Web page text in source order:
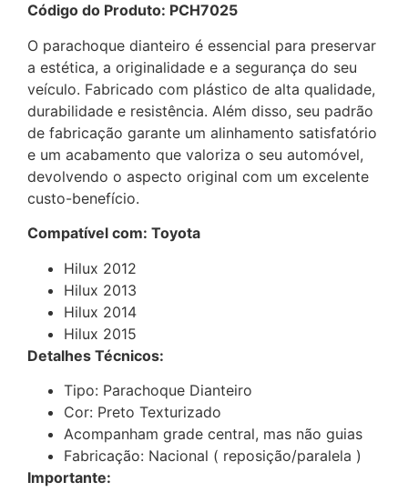
Código do Produto: PCH7025
O parachoque dianteiro é essencial para preservar
a estética, a originalidade e a segurança do seu
veículo. Fabricado com plástico de alta qualidade,
durabilidade e resistência. Além disso, seu padrão
de fabricação garante um alinhamento satisfatório
e um acabamento que valoriza o seu automóvel,
devolvendo o aspecto original com um excelente
custo-benefício.
Compatível com: Toyota
Hilux 2012
Hilux 2013
Hilux 2014
Hilux 2015
Detalhes Técnicos:
Tipo: Parachoque Dianteiro
Cor: Preto Texturizado
Acompanham grade central, mas não guias
Fabricação: Nacional ( reposição/paralela )
Importante: